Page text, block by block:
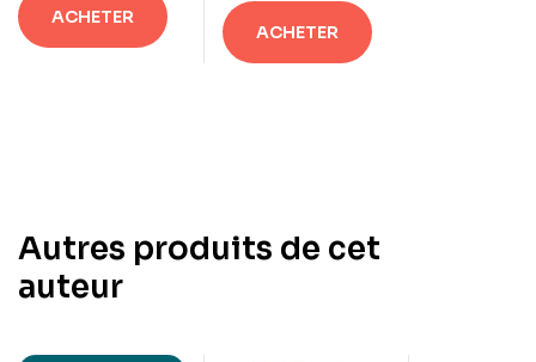
ACHETER
ACHETER
Autres produits de cet
auteur